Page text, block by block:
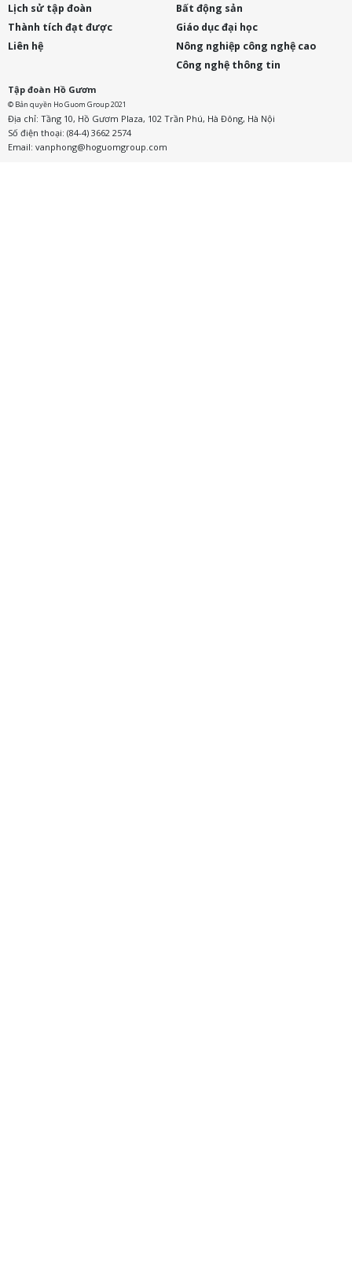
Lịch sử tập đoàn
Thành tích đạt được
Liên hệ
Bất động sản
Giáo dục đại học
Nông nghiệp công nghệ cao
Công nghệ thông tin
Tập đoàn Hồ Gươm
© Bản quyền Ho Guom Group 2021
Địa chỉ: Tầng 10, Hồ Gươm Plaza, 102 Trần Phú, Hà Đông, Hà Nội
Số điện thoại: (84-4) 3662 2574
Email: vanphong@hoguomgroup.com